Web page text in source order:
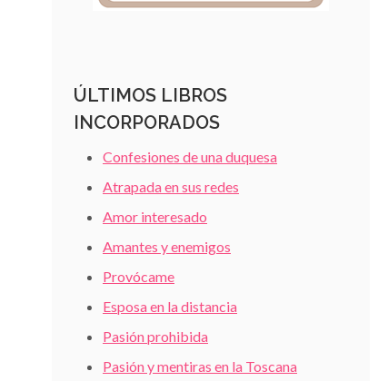
ÚLTIMOS LIBROS
INCORPORADOS
Confesiones de una duquesa
Atrapada en sus redes
Amor interesado
Amantes y enemigos
Provócame
Esposa en la distancia
Pasión prohibida
Pasión y mentiras en la Toscana